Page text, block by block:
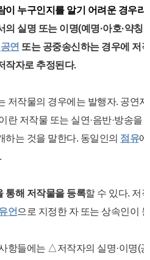
이 누구인지를 알기 어려운 경우
의 실명 또는 이명(예명·아호·약
공연 또는 공중송신하는 경우에 저
작자로 추정된다.
저작물의 경우에는 발행자. 공연
란 저작물 또는 실연·음반·방송을
하는 것을 말한다. 동일인의 점유
통해 저작물을 등록할 수 있다. 저
언 으로 지정한 자 또는 상속인이
항들에는 △저작자의 실명·이명(